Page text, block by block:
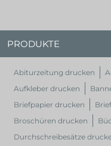
PRODUKTE
Abiturzeitung drucken
Aufkleber drucken
Briefpapier drucken
Broschüren drucken
Durchschreibesätze